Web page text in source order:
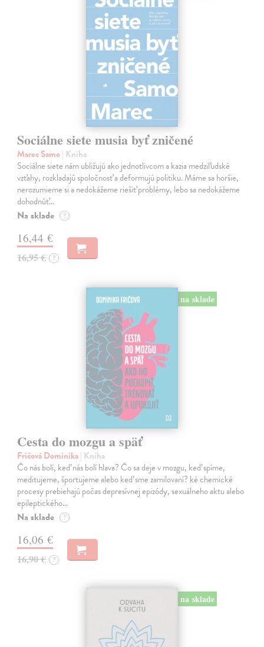
Sociálne siete musia byť zničené
Marec Samo| Kniha
Sociálne siete nám ubližujú ako jednotlivcom a kazia medziľudské
vzťahy, rozkladajú spoločnosť a deformujú politiku. Máme sa horšie,
nerozumieme si a nedokážeme riešiť problémy, lebo sa nedokážeme
dohodnúť…
Na sklade ?
16,44 €
16,95 € ?
na sklade
Cesta do mozgu a späť
Fričová Dominika| Kniha
Čo nás bolí, keď nás bolí hlava? Čo sa deje v mozgu, keď spíme,
meditujeme, športujeme alebo keď sme zamilovaní? ké chemické
procesy prebiehajú počas depresívnej epizódy, sexuálneho aktu alebo
epileptického…
Na sklade ?
16,06 €
16,90 € ?
na sklade